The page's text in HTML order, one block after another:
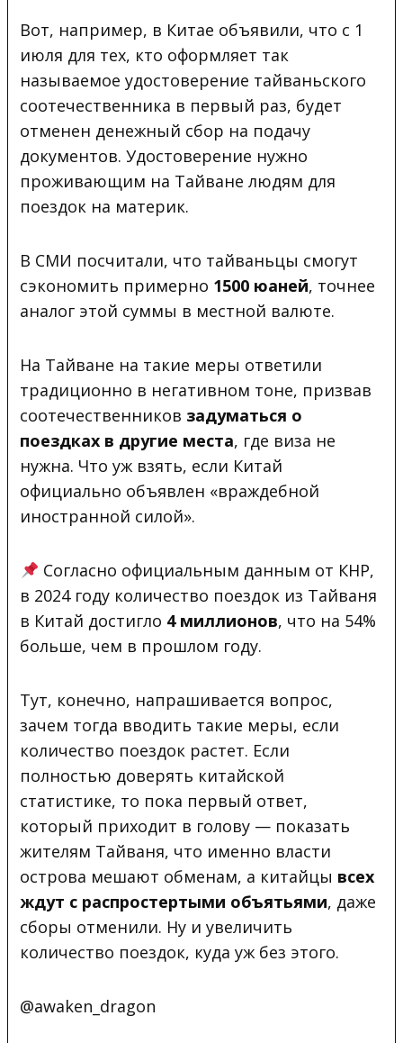
Вот, например, в Китае объявили, что с 1
июля для тех, кто оформляет так
называемое удостоверение тайваньского
соотечественника в первый раз, будет
отменен денежный сбор на подачу
документов. Удостоверение нужно
проживающим на Тайване людям для
поездок на материк.
В СМИ посчитали, что тайваньцы смогут
сэкономить примерно 1500 юаней, точнее
аналог этой суммы в местной валюте.
На Тайване на такие меры ответили
традиционно в негативном тоне, призвав
соотечественников задуматься о
поездках в другие места, где виза не
нужна. Что уж взять, если Китай
официально объявлен «враждебной
иностранной силой».
Согласно официальным данным от КНР,
в 2024 году количество поездок из Тайваня
в Китай достигло 4 миллионов, что на 54%
больше, чем в прошлом году.
Тут, конечно, напрашивается вопрос,
зачем тогда вводить такие меры, если
количество поездок растет. Если
полностью доверять китайской
статистике, то пока первый ответ,
который приходит в голову — показать
жителям Тайваня, что именно власти
острова мешают обменам, а китайцы всех
ждут с распростертыми объятьями, даже
сборы отменили. Ну и увеличить
количество поездок, куда уж без этого.
@awaken_dragon